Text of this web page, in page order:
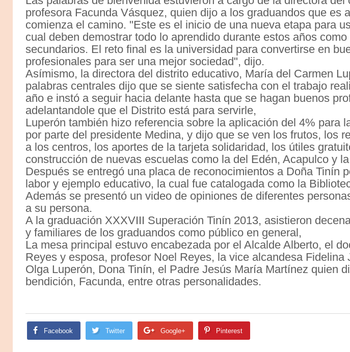
profesora Facunda Vásquez, quien dijo a los graduandos que es
comienza el camino. "Este es el inicio de una nueva etapa para
cual deben demostrar todo lo aprendido durante estos años
secundarios. El reto final es la universidad para convertirse en
profesionales para ser una mejor sociedad", dijo.
Asímismo, la directora del distrito educativo, María del Carmen
palabras centrales dijo que se siente satisfecha con el trabajo
año e instó a seguir hacia delante hasta que se hagan buenos
adelantandole que el Distrito está para servirle,
Luperón también hizo referencia sobre la aplicación del 4% para
por parte del presidente Medina, y dijo que se ven los frutos, los
a los centros, los aportes de la tarjeta solidaridad, los útiles
construcción de nuevas escuelas como la del Edén, Acapulco y
Después se entregó una placa de reconocimientos a Doña Tinín
labor y ejemplo educativo, la cual fue catalogada como la
Además se presentó un video de opiniones de diferentes
a su persona.
A la graduación XXXVIII Superación Tinín 2013, asistieron
y familiares de los graduandos como público en general,
La mesa principal estuvo encabezada por el Alcalde Alberto, el
Reyes y esposa, profesor Noel Reyes, la vice alcandesa Fidelina
Olga Luperón, Dona Tinín, el Padre Jesús María Martínez quien
bendición, Facunda, entre otras personalidades.
Facebook Twitter Google+ Pinterest